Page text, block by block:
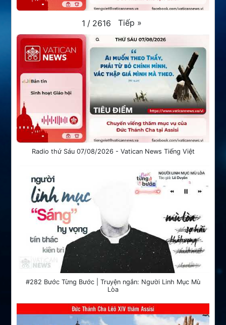
1 / 2616 Tiếp »
Radio thứ Sáu 07/08/2026 - Vatican News Tiếng Việt
#282 Bước Từng Bước | Truyện ngắn: Người Linh Mục Mù
Lòa